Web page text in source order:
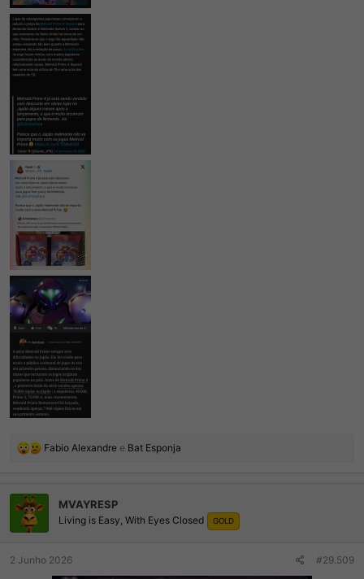
R
ç
õ
s
Fabio Alexandre e Bat Esponja
MVAYRESP
Living is Easy, With Eyes Closed GOLD
2 Junho 2026 #29.509